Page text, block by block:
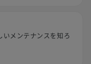
いメンテナンスを知ろ